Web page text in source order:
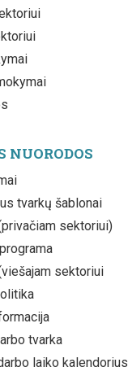
NUORODOS
tvarkų šablonai
sektoriui)
sektoriui
tvarka
laiko kalendorius